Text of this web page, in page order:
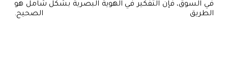
في السوق، فإن التفكير في الهوية البصرية بشكل شامل هو
الطريق الصحيح.